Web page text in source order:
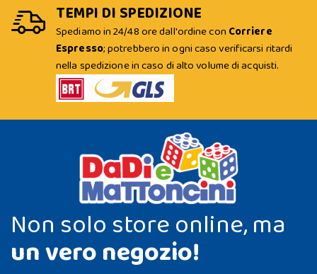
TEMPI DI SPEDIZIONE
Spediamo in 24/48 ore dall'ordine con Corriere
Espresso; potrebbero in ogni caso verificarsi ritardi
nella spedizione in caso di alto volume di acquisti.
Non solo store online, ma
un vero negozio!